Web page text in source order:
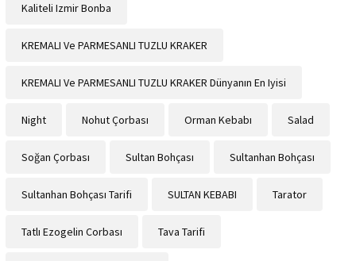
Kaliteli Izmir Bonba
KREMALI Ve PARMESANLI TUZLU KRAKER
KREMALI Ve PARMESANLI TUZLU KRAKER Dünyanın En Iyisi
Night Nohut Çorbası Orman Kebabı Salad
Soğan Çorbası Sultan Bohçası Sultanhan Bohçası
Sultanhan Bohçası Tarifi SULTAN KEBABI Tarator
Tatlı Ezogelin Corbası Tava Tarifi